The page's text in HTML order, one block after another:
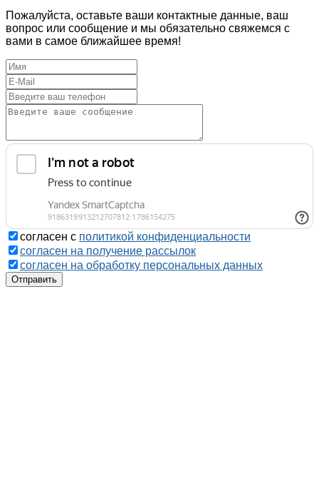
Пожалуйста, оставьте ваши контактные данные, ваш
вопрос или сообщение и мы обязательно свяжемся с
вами в самое ближайшее время!
согласен с политикой конфиденциальности
согласен на получение рассылок
согласен на обработку персональных данных
Отправить